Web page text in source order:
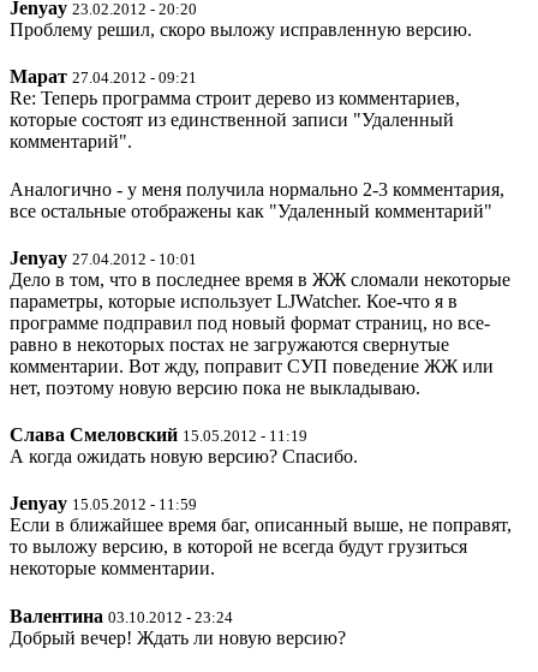
Jenyay 23.02.2012 - 20:20
Проблему решил, скоро выложу исправленную версию.
Марат 27.04.2012 - 09:21
Re: Теперь программа строит дерево из комментариев,
которые состоят из единственной записи "Удаленный
комментарий".
Аналогично - у меня получила нормально 2-3 комментария,
все остальные отображены как "Удаленный комментарий"
Jenyay 27.04.2012 - 10:01
Дело в том, что в последнее время в ЖЖ сломали некоторые
параметры, которые использует LJWatcher. Кое-что я в
программе подправил под новый формат страниц, но все-
равно в некоторых постах не загружаются свернутые
комментарии. Вот жду, поправит СУП поведение ЖЖ или
нет, поэтому новую версию пока не выкладываю.
Слава Смеловский 15.05.2012 - 11:19
А когда ожидать новую версию? Спасибо.
Jenyay 15.05.2012 - 11:59
Если в ближайшее время баг, описанный выше, не поправят,
то выложу версию, в которой не всегда будут грузиться
некоторые комментарии.
Валентина 03.10.2012 - 23:24
Добрый вечер! Ждать ли новую версию?